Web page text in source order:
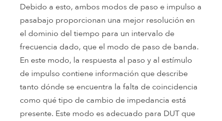
Debido a esto, ambos modos de paso e impulso a
pasabajo proporcionan una mejor resolución en
el dominio del tiempo para un intervalo de
frecuencia dado, que el modo de paso de banda.
En este modo, la respuesta al paso y al estímulo
de impulso contiene información que describe
tanto dónde se encuentra la falta de coincidencia
como qué tipo de cambio de impedancia está
presente. Este modo es adecuado para DUT que